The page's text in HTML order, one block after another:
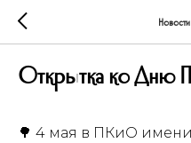
Открытка ко Дню
🌳 4 мая в ПКиО